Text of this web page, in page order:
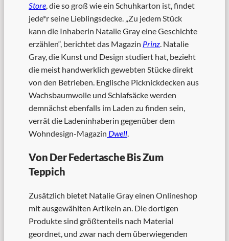
Store, die so groß wie ein Schuhkarton ist, findet
jede*r seine Lieblingsdecke. „Zu jedem Stück
kann die Inhaberin Natalie Gray eine Geschichte
erzählen“, berichtet das Magazin Prinz. Natalie
Gray, die Kunst und Design studiert hat, bezieht
die meist handwerklich gewebten Stücke direkt
von den Betrieben. Englische Picknickdecken aus
Wachsbaumwolle und Schlafsäcke werden
demnächst ebenfalls im Laden zu finden sein,
verrät die Ladeninhaberin gegenüber dem
Wohndesign-Magazin Dwell.
Von Der Federtasche Bis Zum
Teppich
Zusätzlich bietet Natalie Gray einen Onlineshop
mit ausgewählten Artikeln an. Die dortigen
Produkte sind größtenteils nach Material
geordnet, und zwar nach dem überwiegenden